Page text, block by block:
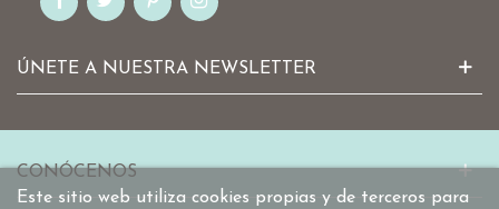
ÚNETE A NUESTRA NEWSLETTER
Este sitio web utiliza cookies propias y de terceros para
CONÓCENOS